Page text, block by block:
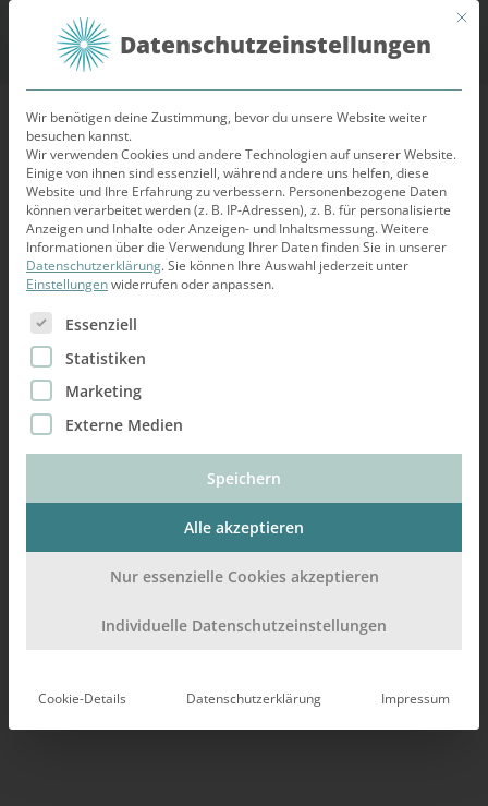
Start/Geschenkgutschein/ Gutschein Online-Kurs: Wie
finde ich den Richtigen/die Richtige
Mit
Datenschutzeinstellungen
Wir benötigen deine Zustimmung, bevor du unsere Website weiter
besuchen kannst.
Wir verwenden Cookies und andere Technologien auf unserer Website.
Einige von ihnen sind essenziell, während andere uns helfen, diese
Website und Ihre Erfahrung zu verbessern. Personenbezogene Daten
können verarbeitet werden (z. B. IP-Adressen), z. B. für personalisierte
Anzeigen und Inhalte oder Anzeigen- und Inhaltsmessung.Weitere
Informationen über die Verwendung Ihrer Daten finden Sie in unserer
Datenschutzerklärung.Sie können Ihre Auswahl jederzeit unter
Einstellungenwiderrufen oder anpassen.
Es folgt eine Liste der Service-Gruppen, für die eine
Essenziell
Statistiken
Marketing
Externe Medien
Speichern
Alle akzeptieren
Nur essenzielle Cookies akzeptieren
Individuelle Datenschutzeinstellungen
Cookie-Details Datenschutzerklärung Impressum